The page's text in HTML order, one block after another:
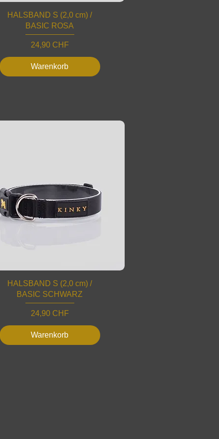
HALSBAND S (2,0 cm) /
BASIC ROSA
Preis
24,90 CHF
Warenkorb
HALSBAND S (2,0 cm) /
BASIC SCHWARZ
Preis
24,90 CHF
Warenkorb